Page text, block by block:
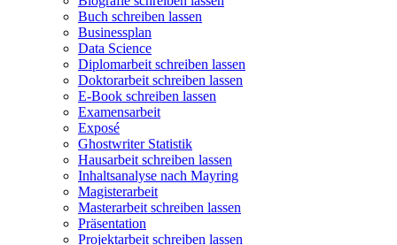
Buch schreiben lassen
Businessplan
Data Science
Diplomarbeit schreiben lassen
Doktorarbeit schreiben lassen
E-Book schreiben lassen
Examensarbeit
Exposé
Ghostwriter Statistik
Hausarbeit schreiben lassen
Inhaltsanalyse nach Mayring
Magisterarbeit
Masterarbeit schreiben lassen
Präsentation
Projektarbeit schreiben lassen